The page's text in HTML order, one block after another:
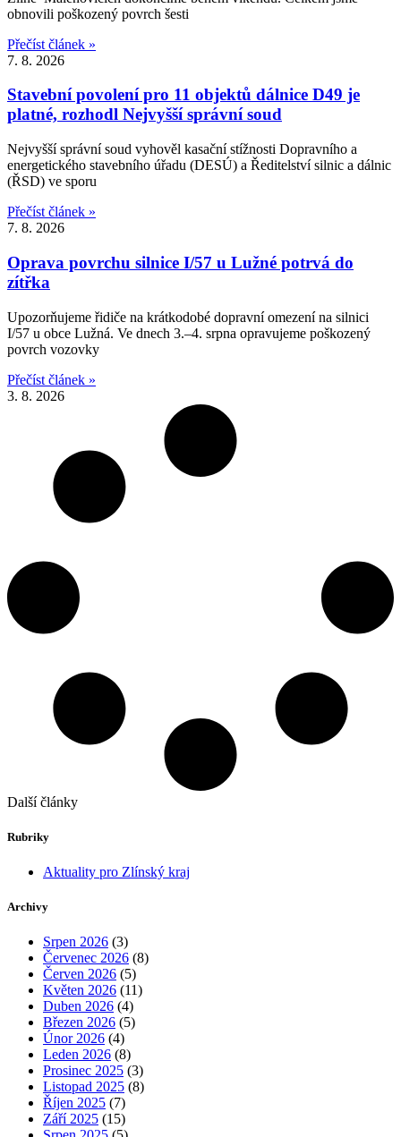
obnovili poškozený povrch šesti
Přečíst článek »
7. 8. 2026
Stavební povolení pro 11 objektů dálnice D49 je
platné, rozhodl Nejvyšší správní soud
Nejvyšší správní soud vyhověl kasační stížnosti Dopravního a
energetického stavebního úřadu (DESÚ) a Ředitelství silnic a dálnic
(ŘSD) ve sporu
Přečíst článek »
7. 8. 2026
Oprava povrchu silnice I/57 u Lužné potrvá do
zítřka
Upozorňujeme řidiče na krátkodobé dopravní omezení na silnici
I/57 u obce Lužná. Ve dnech 3.–4. srpna opravujeme poškozený
povrch vozovky
Přečíst článek »
3. 8. 2026
Další články
Rubriky
Aktuality pro Zlínský kraj
Archivy
Srpen 2026 (3)
Červenec 2026 (8)
Červen 2026 (5)
Květen 2026 (11)
Duben 2026 (4)
Březen 2026 (5)
Únor 2026 (4)
Leden 2026 (8)
Prosinec 2025 (3)
Listopad 2025 (8)
Říjen 2025 (7)
Září 2025 (15)